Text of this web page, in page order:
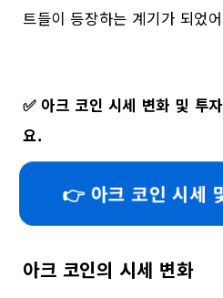
트들이 등장하는 계기가 되었
✅ 아크 코인 시세 변화 및 투
요.
👉 아크 코인 시세
아크 코인의 시세 변화